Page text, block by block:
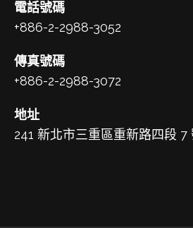
電話號碼
+886-2-2988-3052
傳真號碼
+886-2-2988-3072
地址
241 新北市三重區重新路四段 7